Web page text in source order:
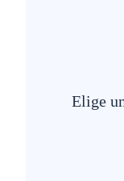
Elige